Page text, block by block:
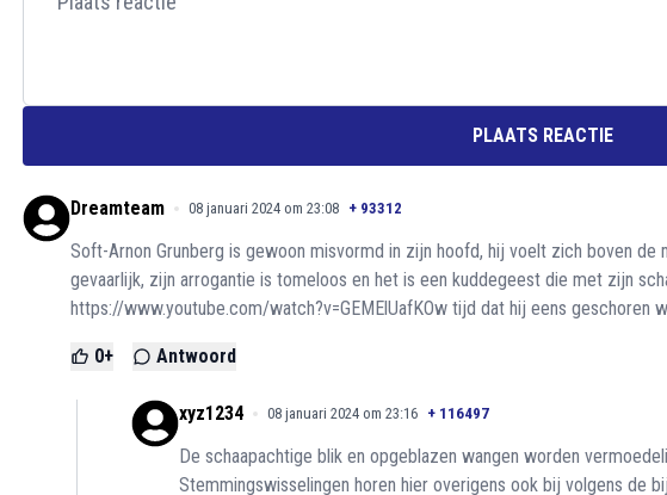
PLAATS REACTIE
Dreamteam 08 januari 2024 om 23:08 + 93312
Soft-Arnon Grunberg is gewoon misvormd in zijn hoofd, hij voelt zich boven de
gevaarlijk, zijn arrogantie is tomeloos en het is een kuddegeest die met zijn
https://www.youtube.com/watch?v=GEMElUafKOw tijd dat hij eens geschoren
0+ Antwoord
xyz1234 08 januari 2024 om 23:16 + 116497
De schaapachtige blik en opgeblazen wangen worden
Stemmingswisselingen horen hier overigens ook bij volgens de